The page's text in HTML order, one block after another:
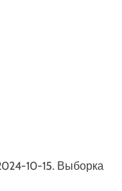
10-15. Выборка